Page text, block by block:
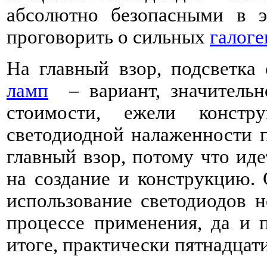
абсолютно безопасными в
проговорить о сильных
На главный взор,
ламп – вариант,
стоимости, ежели
светодиодной
главный взор, потому что
на создание и конструкцию.
использование светодиодов
процессе применения, да и
итоге, практически